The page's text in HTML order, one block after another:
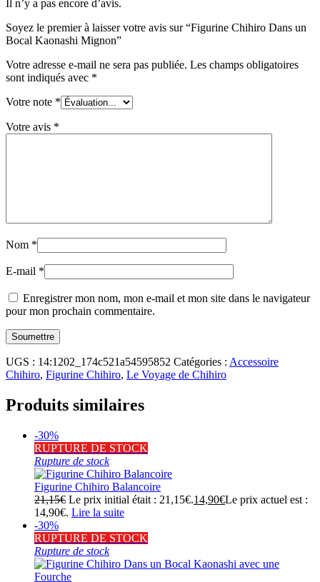
Il n’y a pas encore d’avis.
Soyez le premier à laisser votre avis sur “Figurine Chihiro Dans un
Bocal Kaonashi Mignon”
Votre adresse e-mail ne sera pas publiée. Les champs obligatoires
sont indiqués avec *
Votre note *
Votre avis *
Nom *
E-mail *
Enregistrer mon nom, mon e-mail et mon site dans le navigateur
pour mon prochain commentaire.
UGS : 14:1202_174c521a54595852 Catégories : Accessoire
Chihiro, Figurine Chihiro, Le Voyage de Chihiro
Produits similaires
-30%
RUPTURE DE STOCK
Rupture de stock
Figurine Chihiro Balancoire
21,15€ Le prix initial était : 21,15€.14,90€Le prix actuel est :
14,90€. Lire la suite
-30%
RUPTURE DE STOCK
Rupture de stock